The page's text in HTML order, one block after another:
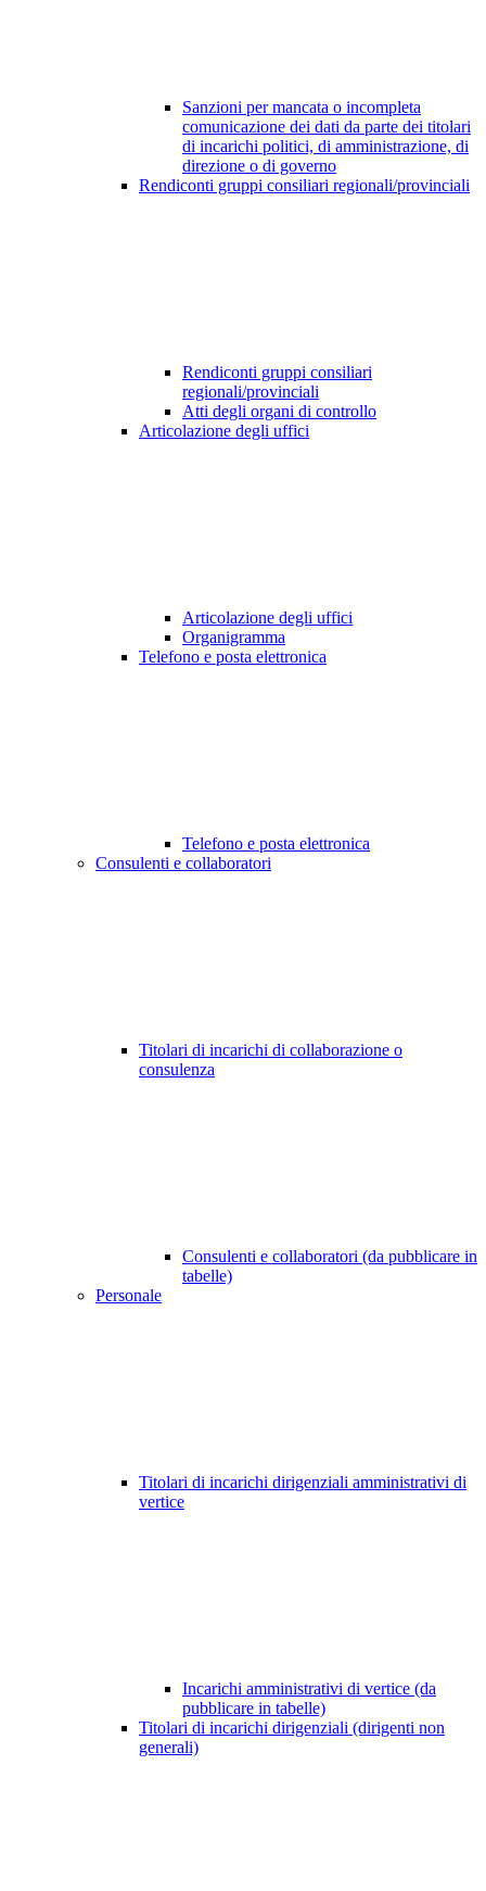
Sanzioni per mancata o incompleta
comunicazione dei dati da parte dei titolari
di incarichi politici, di amministrazione, di
direzione o di governo
Rendiconti gruppi consiliari regionali/provinciali
Rendiconti gruppi consiliari
regionali/provinciali
Atti degli organi di controllo
Articolazione degli uffici
Articolazione degli uffici
Organigramma
Telefono e posta elettronica
Telefono e posta elettronica
Consulenti e collaboratori
Titolari di incarichi di collaborazione o
consulenza
Consulenti e collaboratori (da pubblicare in
tabelle)
Personale
Titolari di incarichi dirigenziali amministrativi di
vertice
Incarichi amministrativi di vertice (da
pubblicare in tabelle)
Titolari di incarichi dirigenziali (dirigenti non
generali)